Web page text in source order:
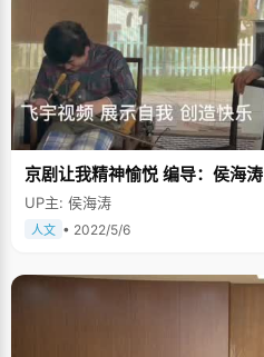
京剧让我精神愉悦 编导：侯海涛
UP主: 侯海涛
人文 • 2022/5/6